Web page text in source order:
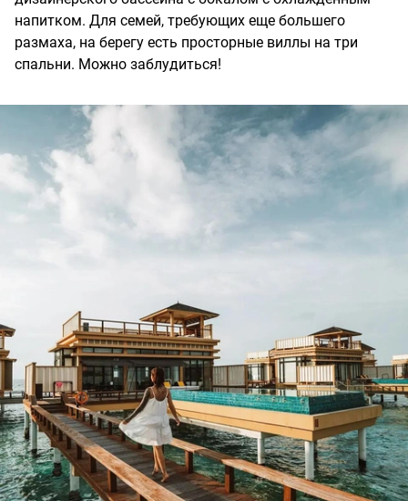
напитком. Для семей, требующих еще большего
размаха, на берегу есть просторные виллы на три
спальни. Можно заблудиться!